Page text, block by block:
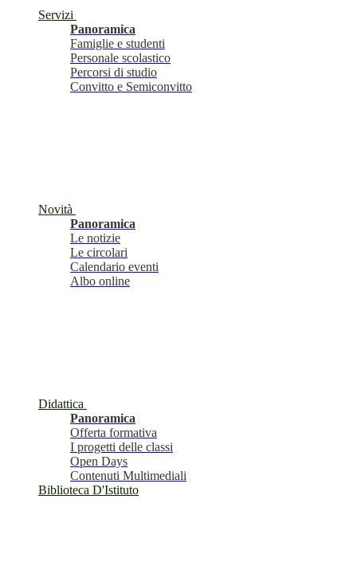
Servizi
Panoramica
Famiglie e studenti
Personale scolastico
Percorsi di studio
Convitto e Semiconvitto
Novità
Panoramica
Le notizie
Le circolari
Calendario eventi
Albo online
Didattica
Panoramica
Offerta formativa
I progetti delle classi
Open Days
Contenuti Multimediali
Biblioteca D'Istituto